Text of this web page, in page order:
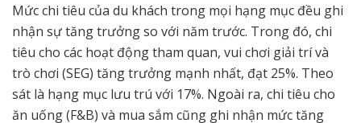
Mức chi tiêu của du khách trong mọi hạng mục đều ghi
nhận sự tăng trưởng so với năm trước. Trong đó, chi
tiêu cho các hoạt động tham quan, vui chơi giải trí và
trò chơi (SEG) tăng trưởng mạnh nhất, đạt 25%. Theo
sát là hạng mục lưu trú với 17%. Ngoài ra, chi tiêu cho
ăn uống (F&B) và mua sắm cũng ghi nhận mức tăng